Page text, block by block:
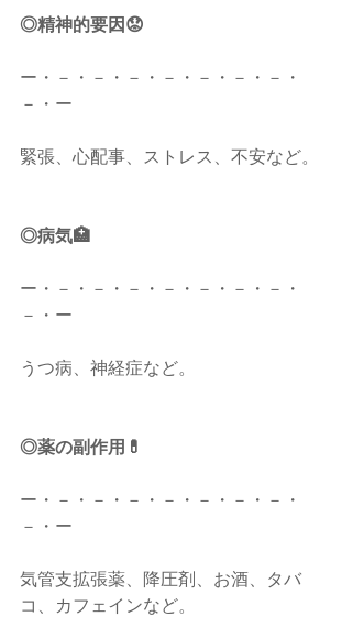
◎精神的要因😟
ー・－・－・－・－・－・－・－・
－・ー
緊張、心配事、ストレス、不安など。
◎病気🏥
ー・－・－・－・－・－・－・－・
－・ー
うつ病、神経症など。
◎薬の副作用💊
ー・－・－・－・－・－・－・－・
－・ー
気管支拡張薬、降圧剤、お酒、タバ
コ、カフェインなど。